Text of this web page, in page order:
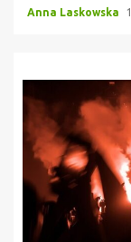
Anna Laskowska